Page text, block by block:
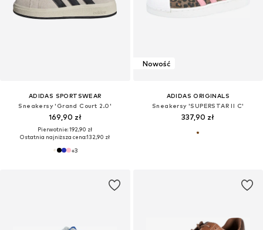
ADIDAS SPORTSWEAR
Sneakersy 'Grand Court 2.0'
169,90 zł
Pierwotnie: 192,90 zł
Ostatnia najniższa cena:132,90 zł
+3
Nowość
ADIDAS ORIGINALS
Sneakersy 'SUPERSTAR II C'
337,90 zł